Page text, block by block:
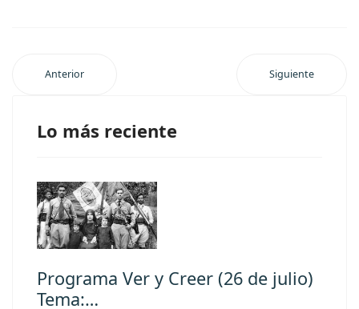
Anterior Siguiente
Lo más reciente
Programa Ver y Creer (26 de julio)
Tema:…